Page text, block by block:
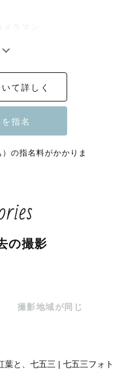
ラマン
ざいます！
写真や映像です。日々
て詳しく
の指名料がかかりま
の撮影
撮影地域が同じ